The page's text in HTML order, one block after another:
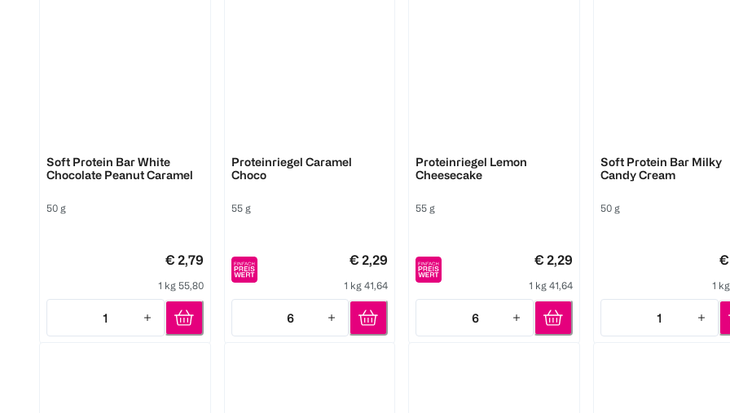
Soft Protein Bar White
Chocolate Peanut Caramel
50 g
€ 2,79
1 kg 55,80
1
Quantity: 1
Proteinriegel Caramel
Choco
55 g
€ 2,29
1 kg 41,64
6
Quantity: 6
Proteinriegel Lemon
Cheesecake
55 g
€ 2,29
1 kg 41,64
6
Quantity: 6
Soft Protein Bar Milky
Candy Cream
50 g
€
1
1
Quantity: 1